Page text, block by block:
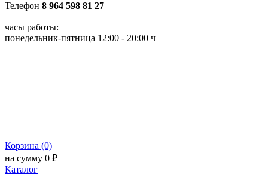
Телефон 8 964 598 81 27
часы работы:
понедельник-пятница 12:00 - 20:00 ч
Корзина (0)
на сумму 0 ₽
Каталог